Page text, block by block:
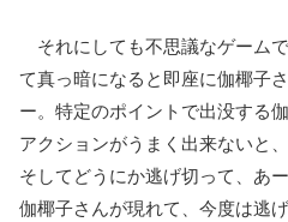
それにしても不思議なゲーム
て真っ暗になると即座に伽椰子
ー。特定のポイントで出没する
アクションがうまく出来ないと
そしてどうにか逃げ切って、あ
伽椰子さんが現れて、今度は逃